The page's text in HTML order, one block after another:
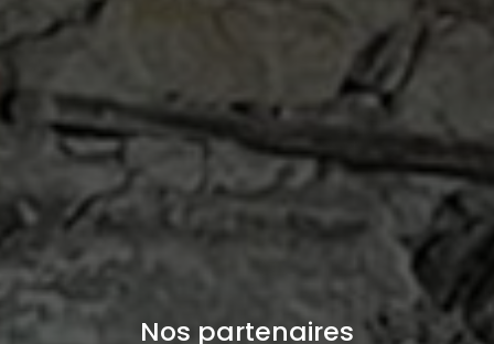
Nos partenaires